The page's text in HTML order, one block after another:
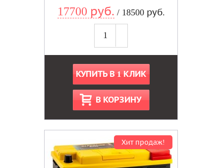
17700 руб. / 18500 руб.
КУПИТЬ В 1 КЛИК
В КОРЗИНУ
Хит продаж!